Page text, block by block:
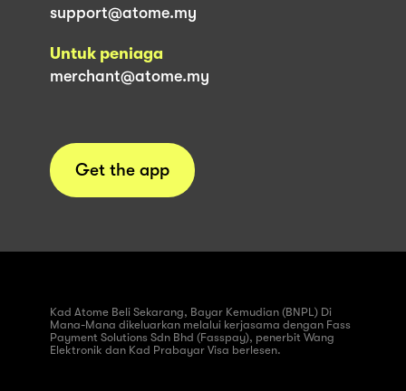
support@atome.my
Untuk peniaga
merchant@atome.my
Get the app
Kad Atome Beli Sekarang, Bayar Kemudian (BNPL) Di
Mana-Mana dikeluarkan melalui kerjasama dengan Fass
Payment Solutions Sdn Bhd (Fasspay), penerbit Wang
Elektronik dan Kad Prabayar Visa berlesen.